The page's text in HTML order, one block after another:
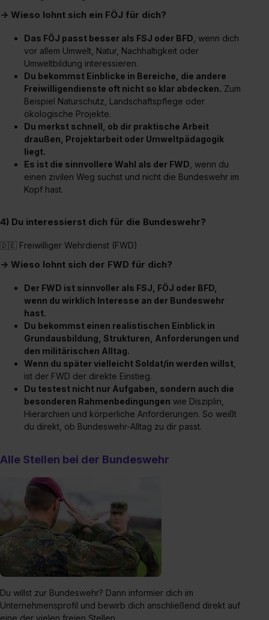
→ Wieso lohnt sich ein FÖJ für dich?
Das FÖJ passt besser als FSJ oder BFD , wenn dich
vor allem Umwelt, Natur, Nachhaltigkeit oder
Umweltbildung interessieren.
Du bekommst Einblicke in Bereiche, die andere
Freiwilligendienste oft nicht so klar abdecken. Zum
Beispiel Naturschutz, Landschaftspflege oder
ökologische Projekte.
Du merkst schnell, ob dir praktische Arbeit
draußen, Projektarbeit oder Umweltpädagogik
liegt.
Es ist die sinnvollere Wahl als der FWD , wenn du
einen zivilen Weg suchst und nicht die Bundeswehr im
Kopf hast.
4) Du interessierst dich für die Bundeswehr?
🇩🇪 Freiwilliger Wehrdienst (FWD)
→ Wieso lohnt sich der FWD für dich?
Der FWD ist sinnvoller als FSJ, FÖJ oder BFD,
wenn du wirklich Interesse an der Bundeswehr
hast.
Du bekommst einen realistischen Einblick in
Grundausbildung, Strukturen, Anforderungen und
den militärischen Alltag.
Wenn du später vielleicht Soldat/in werden willst
ist der FWD der direkte Einstieg.
Du testest nicht nur Aufgaben, sondern auch die
besonderen Rahmenbedingungen wie Disziplin,
Hierarchien und körperliche Anforderungen. So weißt
du direkt, ob Bundeswehr-Alltag zu dir passt.
Alle Stellen bei der Bundeswehr
Du willst zur Bundeswehr? Dann informier dich im
Unternehmensprofil und bewirb dich anschließend direkt auf
eine der vielen freien Stellen.